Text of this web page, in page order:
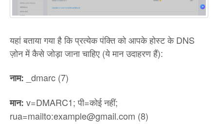
यहां बताया गया है कि प्रत्येक पंक्ति को आपके होस्ट के DNS
ज़ोन में कैसे जोड़ा जाना चाहिए (ये मान उदाहरण हैं):
नाम: _dmarc (7)
मान: v=DMARC1; पी=कोई नहीं;
rua=mailto:example@gmail.com (8)